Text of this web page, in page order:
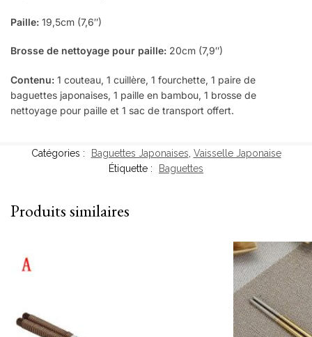
Paille: 19,5cm (7,6″)
Brosse de nettoyage pour paille: 20cm (7,9″)
Contenu: 1 couteau, 1 cuillère, 1 fourchette, 1 paire de
baguettes japonaises, 1 paille en bambou, 1 brosse de
nettoyage pour paille et 1 sac de transport offert.
Catégories : Baguettes Japonaises, Vaisselle Japonaise
Étiquette :
Baguettes
Produits similaires